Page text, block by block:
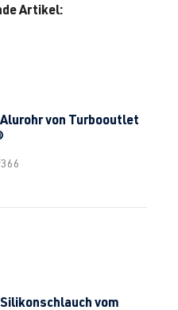
Artikel:
Alurohr von Turbooutlet
vom